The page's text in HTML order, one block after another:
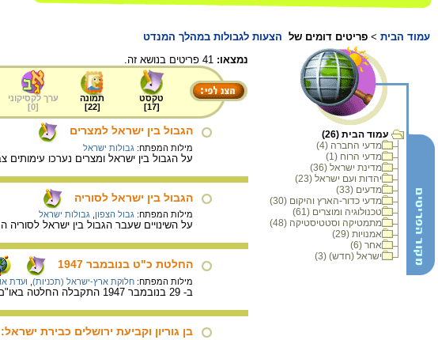
עמוד הבית > פריטים דומים של הצעות לגבולות במהלך המנדט
עמוד הבית (26)
מדעי החברה (4)
מדעי הרוח (1)
מדינת ישראל (36)
יהדות ועם ישראל (23)
מדעים (33)
מדעי כדור-הארץ והיקום (30)
טכנולוגיה ומוצרים (61)
מתמטיקה וסטטיסטיקה (48)
אמנויות (29)
אחר (6)
ישראל (חדש) (3)
נמצאו:
טקסט
[
17
]
תמונה
[
22
]
ערך לקסיקוני
[
0
]
הגבול בין ישראל למצרים
מילות המפתח: גבולות ישראל
על הגבול בין ישראל ומצרים נערכו עימותים צבאיים קשים, עד שנת 1979,
הגבול בין ישראל לסוריה
מילות המפתח: גבול הצפון גבולות ישראל
על השינויים שעבר הגבול בין ישראל
החלטת כ"ט בנובמבר 1947
מילות המפתח: חלוקת ארץ-ישראל (תכניות) ועדת
ב- 29 בנובמבר 1947 התקבלה החלטה באו"ם אודות חלוקת ארץ ישראל. ההחלטה קבעה שבארץ ישראל תוקמנה שתי מדינות : מדינה יהודית ומדינה ערבית.
בן גוריון וקביעת ירושלים כבירת